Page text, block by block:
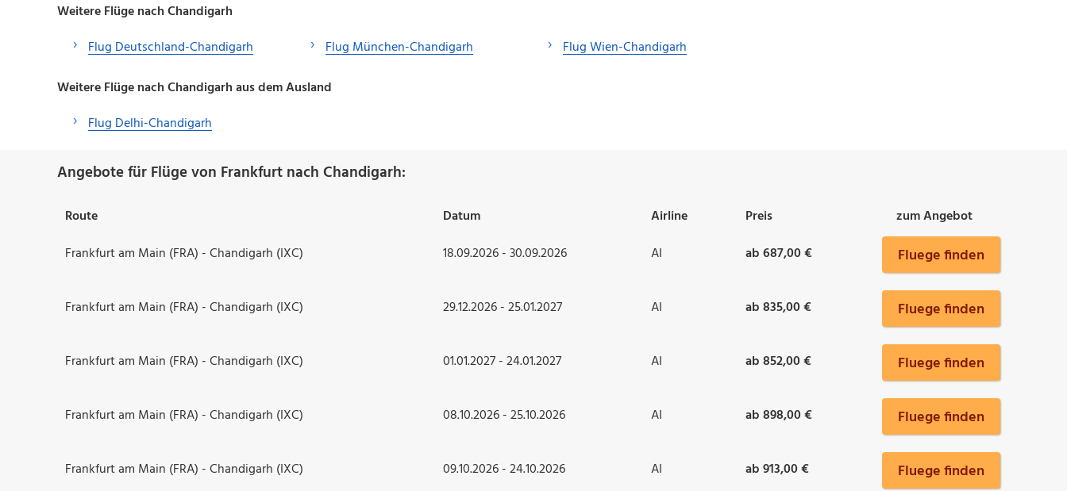
Weitere Flüge nach Chandigarh
Flug Deutschland-Chandigarh
Flug München-Chandigarh
Flug Wien-Chandigarh
Weitere Flüge nach Chandigarh aus dem Ausland
Flug Delhi-Chandigarh
Angebote für Flüge von Frankfurt nach Chandigarh:
Route Datum Airline Preis
zum Angebot
Frankfurt am Main (FRA) - Chandigarh (IXC)
18.09.2026 - 30.09.2026 AI ab 687,00 € Fluege finden
Frankfurt am Main (FRA) - Chandigarh (IXC) 29.12.2026 - 25.01.2027 AI ab 835,00 € Fluege finden
Frankfurt am Main (FRA) - Chandigarh (IXC) 01.01.2027 - 24.01.2027 AI ab 852,00 € Fluege finden
Frankfurt am Main (FRA) - Chandigarh (IXC) 08.10.2026 - 25.10.2026 AI ab 898,00 € Fluege finden
Frankfurt am Main (FRA) - Chandigarh (IXC) 09.10.2026 - 24.10.2026 AI ab 913,00 € Fluege finden